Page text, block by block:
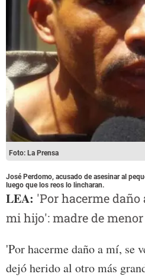
Foto: La Prensa
José Perdomo, acusado de asesinar al
luego que los reos lo lincharan.
LEA: 'Por hacerme daño
mi hijo': madre de
'Por hacerme daño a mí, se
dejó herido al otro más